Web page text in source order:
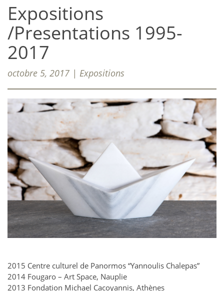
Expositions
/Presentations 1995-
2017
octobre 5, 2017 | Expositions
2015 Centre culturel de Panormos “Yannoulis Chalepas”
2014 Fougaro – Art Space, Nauplie
2013 Fondation Michael Cacoyannis, Athènes